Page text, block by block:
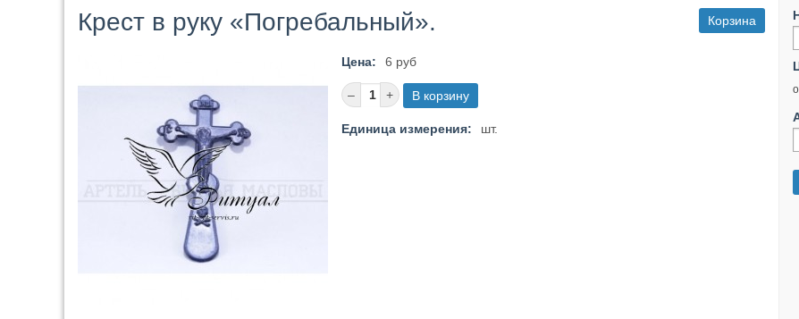
Корзина
Крест в руку «Погребальный».
Цена: 6 руб
Единица измерения: шт.